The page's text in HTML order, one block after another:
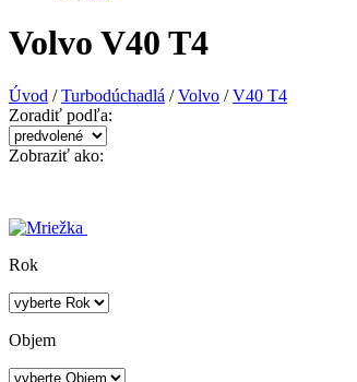
Volvo V40 T4
Úvod / Turbodúchadlá / Volvo / V40 T4
Zoradiť podľa:
Zobraziť ako:
Rok
Objem